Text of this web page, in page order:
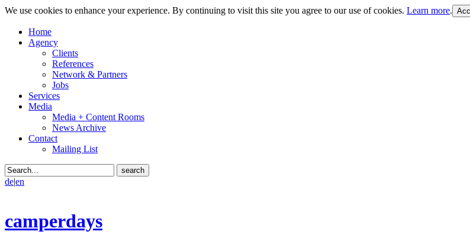
We use cookies to enhance your experience. By continuing to visit this site you agree to our use of cookies. Learn more.
Home
Agency
Clients
References
Network & Partners
Jobs
Services
Media
Media + Content Rooms
News Archive
Contact
Mailing List
de|en
camperdays